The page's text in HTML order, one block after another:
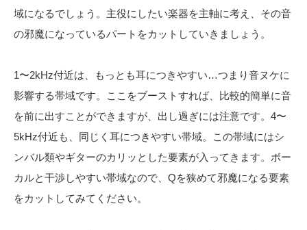
域になるでしょう。主役にしたい楽器を主軸に考え、その音
の邪魔になっているパートをカットしていきましょう。
1〜2kHz付近は、もっとも耳につきやすい…つまり音ヌケに
影響する帯域です。ここをブーストすれば、比較的簡単に音
を前に出すことができますが、出し過ぎには注意です。4〜
5kHz付近も、同じく耳につきやすい帯域。この帯域にはシ
ンバル類やギターのカリッとした要素が入ってきます。ボー
カルと干渉しやすい帯域なので、Qを狭めて邪魔になる要素
をカットしてみてください。